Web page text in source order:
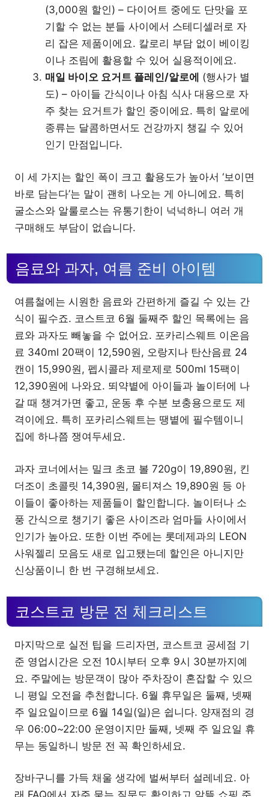
(3,000원 할인) – 다이어트 중에도 단맛을 포
기할 수 없는 분들 사이에서 스테디셀러로 자
리 잡은 제품이에요. 칼로리 부담 없이 베이킹
이나 조림에 활용할 수 있어 실용적이에요.
매일 바이오 요거트 플레인/알로에 (행사가 별
도) – 아이들 간식이나 아침 식사 대용으로 자
주 찾는 요거트가 할인 중이에요. 특히 알로에
종류는 달콤하면서도 건강까지 챙길 수 있어
인기 만점입니다.
이 세 가지는 할인 폭이 크고 활용도가 높아서 ‘보이면
바로 담는다’는 말이 괜히 나오는 게 아니에요. 특히
굴소스와 알룰로스는 유통기한이 넉넉하니 여러 개
구매해도 부담이 없습니다.
음료와 과자, 여름 준비 아이템
여름철에는 시원한 음료와 간편하게 즐길 수 있는 간
식이 필수죠. 코스트코 6월 둘째주 할인 목록에는 음
료와 과자도 빼놓을 수 없어요. 포카리스웨트 이온음
료 340ml 20팩이 12,590원, 오랑지나 탄산음료 24
캔이 15,990원, 펩시콜라 제로제로 500ml 15팩이
12,390원에 나와요. 뙤약볕에 아이들과 놀이터에 나
갈 때 챙겨가면 좋고, 운동 후 수분 보충용으로도 제
격이에요. 특히 포카리스웨트는 땡볕에 필수템이니
집에 하나쯤 쟁여두세요.
과자 코너에서는 밀크 초코 볼 720g이 19,890원, 킨
더조이 초콜릿 14,390원, 몰티져스 19,890원 등 아
이들이 좋아하는 제품들이 할인합니다. 놀이터나 소
풍 간식으로 챙기기 좋은 사이즈라 엄마들 사이에서
인기가 높아요. 또한 이번 주에는 롯데제과의 LEON
사워젤리 모음도 새로 입고됐는데 할인은 아니지만
신상품이니 한 번 구경해보세요.
코스트코 방문 전 체크리스트
마지막으로 실전 팁을 드리자면, 코스트코 공세점 기
준 영업시간은 오전 10시부터 오후 9시 30분까지예
요. 주말에는 방문객이 많아 주차장이 혼잡할 수 있으
니 평일 오전을 추천합니다. 6월 휴무일은 둘째, 넷째
주 일요일이므로 6월 14일(일)은 쉽니다. 양재점의 경
우 06:00~22:00 운영이지만 둘째, 넷째 주 일요일 휴
무는 동일하니 방문 전 꼭 확인하세요.
장바구니를 가득 채울 생각에 벌써부터 설레네요. 아
래 FAQ에서 자주 묻는 질문도 확인하고 알뜰 쇼핑 준